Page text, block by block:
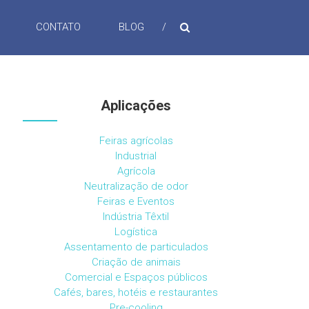
CONTATO BLOG
Aplicações
Feiras agrícolas
Industrial
Agrícola
Neutralização de odor
Feiras e Eventos
Indústria Têxtil
Logística
Assentamento de particulados
Criação de animais
Comercial e Espaços públicos
‎Cafés, bares, hotéis e restaurantes